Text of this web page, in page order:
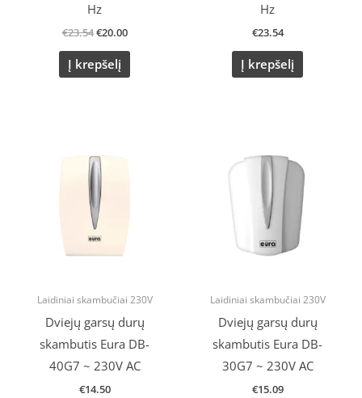
Hz
€23.54€20.00
Į krepšelį
Hz
€23.54
Į krepšelį
Laidiniai skambučiai 230V
Dviejų garsų durų
skambutis Eura DB-
40G7 ~ 230V AC
€14.50
Laidiniai skambučiai 230V
Dviejų garsų durų
skambutis Eura DB-
30G7 ~ 230V AC
€15.09